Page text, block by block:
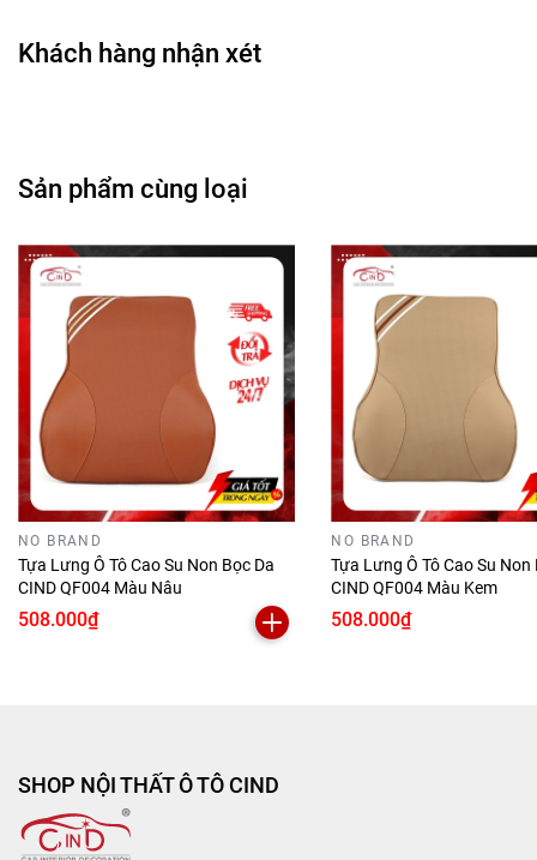
cao cấp, ruột gối được làm bằng cao su thiên
nhiên mềm mại, mang đến cảm giác êm ái, thoải
mái, cực kì dễ chịu cho người sử dụng.
Khách hàng nhận xét
Sản phẩm cùng loại
NO BRAND
Tựa Lưng Ô Tô Cao Su Non Bọc Da
CIND QF004 Màu Nâu
508.000₫
NO BRAND
Tựa Lưng Ô Tô Cao Su Non
CIND QF004 Màu Kem
508.000₫
SHOP NỘI THẤT Ô TÔ CIND